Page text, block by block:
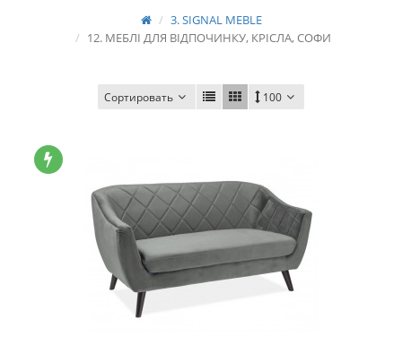
3. SIGNAL MEBLE
12. МЕБЛІ ДЛЯ ВІДПОЧИНКУ, КРІСЛА, СОФИ
Сортировать 100